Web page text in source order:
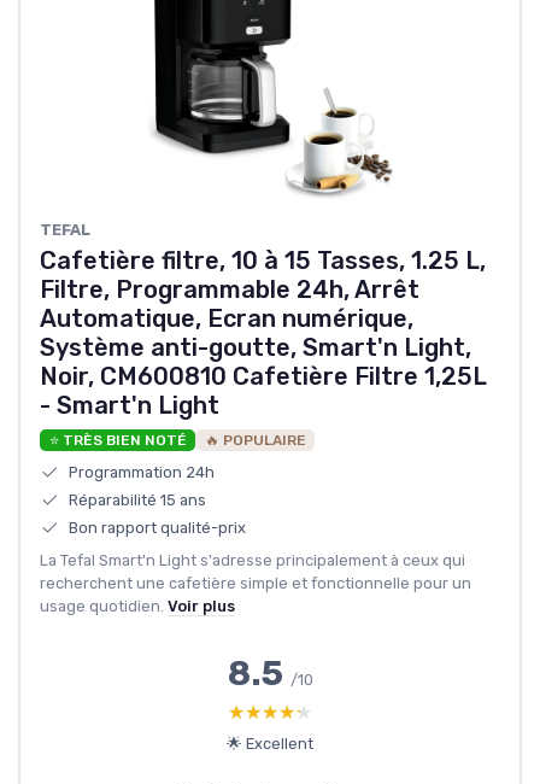
‎TEFAL
Cafetière filtre, 10 à 15 Tasses, 1.25 L,
Filtre, Programmable 24h, Arrêt
Automatique, Ecran numérique,
Système anti-goutte, Smart'n Light,
Noir, CM600810 Cafetière Filtre 1,25L
- Smart'n Light
⭐ TRÈS BIEN NOTÉ 🔥 POPULAIRE
Programmation 24h
Réparabilité 15 ans
Bon rapport qualité-prix
La Tefal Smart'n Light s'adresse principalement à ceux qui
recherchent une cafetière simple et fonctionnelle pour un
usage quotidien. Voir plus
8.5 /10
★★★★★
★★★★★
🌟 Excellent